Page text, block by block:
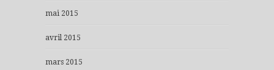
mai 2015
avril 2015
mars 2015